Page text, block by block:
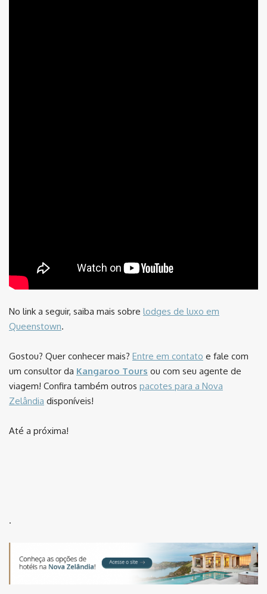
No link a seguir, saiba mais sobre lodges de luxo em
Queenstown.
Gostou? Quer conhecer mais? Entre em contato e fale com
um consultor da Kangaroo Tours ou com seu agente de
viagem! Confira também outros pacotes para a Nova
Zelândia disponíveis!
Até a próxima!
.